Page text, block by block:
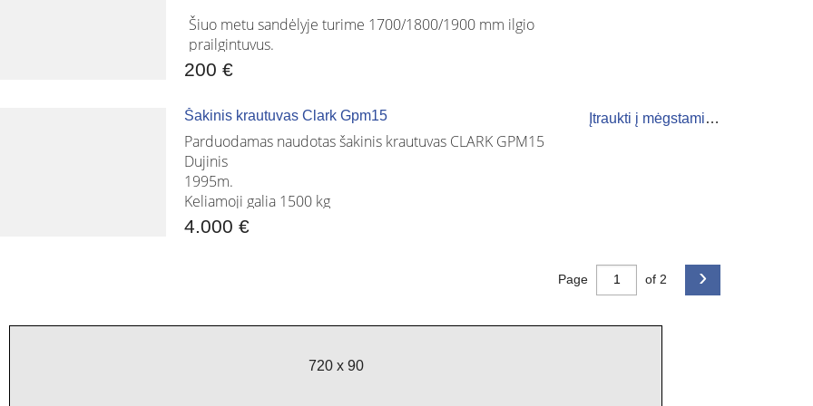
www.repna.lt
Šiuo metu sandėlyje turime 1700/1800/1900 mm ilgio
prailgintuvus.
Jeigu reikia kitokio ilgio - pagaminsime.
Atsiėmimas šiandien!
www.repna.lt
200 €
Įtraukti į mėgstamiausius
Šakinis krautuvas Clark Gpm15
Parduodamas naudotas šakinis krautuvas CLARK GPM15
Dujinis
1995m.
Keliamoji galia 1500 kg
Kėlimo aukštis 3300 mm
4.000 €
Page of 2 ›
720 x 90